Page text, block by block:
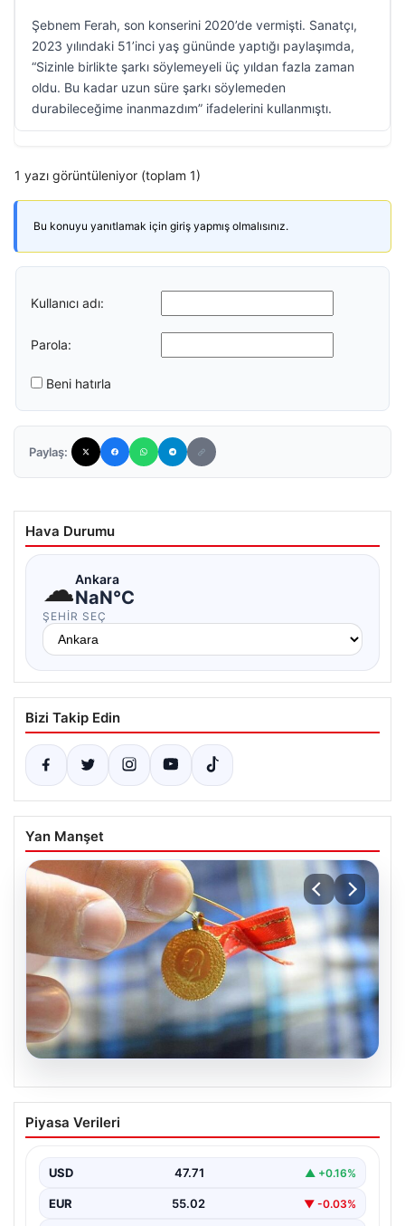
Şebnem Ferah, son konserini 2020’de vermişti. Sanatçı,
2023 yılındaki 51’inci yaş gününde yaptığı paylaşımda,
“Sizinle birlikte şarkı söylemeyeli üç yıldan fazla zaman
oldu. Bu kadar uzun süre şarkı söylemeden
durabileceğime inanmazdım” ifadelerini kullanmıştı.
1 yazı görüntüleniyor (toplam 1)
Bu konuyu yanıtlamak için giriş yapmış olmalısınız.
Kullanıcı adı:
Parola:
Beni hatırla
Paylaş:
Hava Durumu
☁Ankara
NaN°C
ŞEHIR SEÇ
Bizi Takip Edin
Yan Manşet
05.08.2026
Altın fiyatları canlı 8 Nisan 2026: Altın
fiyatları ne kadar oldu? Gram, çeyrek,
fiyatları
Piyasa Verileri
USD 47.71 ▲ +0.16%
EUR 55.02 ▼ -0.03%